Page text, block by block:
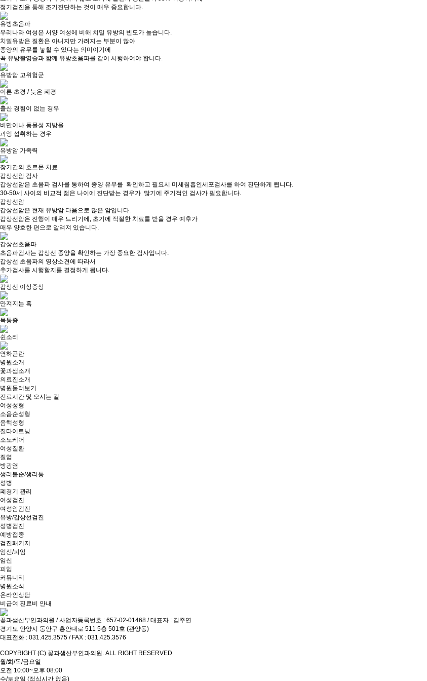
정기검진을 통해 조기진단하는 것이 매우 중요합니다.
유방초음파
우리나라 여성은 서양 여성에 비해 치밀 유방의 빈도가 높습니다.
치밀유방은 질환은 아니지만 가려지는 부분이 많아
종양의 유무를 놓칠 수 있다는 의미이기에
꼭 유방촬영술과 함께 유방초음파를 같이 시행하여야 합니다.
유방암 고위험군
이른 초경 / 늦은 폐경
출산 경험이 없는 경우
비만이나 동물성 지방을
과잉 섭취하는 경우
유방암 가족력
장기간의 호르몬 치료
갑상선암 검사
갑상선암은 초음파 검사를 통하여 종양 유무를 확인하고 필요시 미세침흡인세포검사를 하여 진단하게 됩니다.
30-50세 사이의 비교적 젊은 나이에 진단받는 경우가 많기에 주기적인 검사가 필요합니다.
갑상선암
갑상선암은 현재 유방암 다음으로 많은 암입니다.
갑상선암은 진행이 매우 느리기에, 초기에 적절한 치료를 받을 경우 예후가
매우 양호한 편으로 알려져 있습니다.
갑상선초음파
초음파검사는 갑상선 종양을 확인하는 가장 중요한 검사입니다.
갑상선 초음파의 영상소견에 따라서
추가검사를 시행할지를 결정하게 됩니다.
갑상선 이상증상
만져지는 혹
목통증
쉰소리
연하곤란
병원소개
꽃과샘소개
의료진소개
병원둘러보기
진료시간 및 오시는 길
여성성형
소음순성형
음핵성형
질타이트닝
소노케어
여성질환
질염
방광염
생리불순/생리통
성병
폐경기 관리
여성검진
여성암검진
유방/갑상선검진
성병검진
예방접종
검진패키지
임신/피임
임신
피임
커뮤니티
병원소식
온라인상담
비급여 진료비 안내
꽃과샘산부인과의원 / 사업자등록번호 : 657-02-01468 / 대표자 : 김주연
경기도 안양시 동안구 흥안대로 511 5층 501호 (관양동)
대표전화 : 031.425.3575 / FAX : 031.425.3576
COPYRIGHT (C) 꽃과샘산부인과의원 . ALL RIGHT RESERVED
월/화/목/금요일
오전 10:00~오후 08:00
수/토요일 (점심시간 없음)